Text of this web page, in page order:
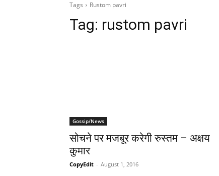
Tags Rustom pavri
Tag: rustom pavri
Gossip/News
सोचने पर मजबूर करेगी रुस्‍तम – अक्षय
कुमार
CopyEdit - August 1, 2016